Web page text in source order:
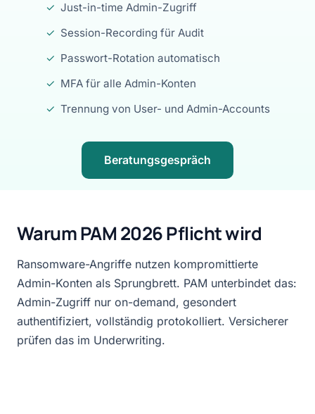
✓ Just-in-time Admin-Zugriff
✓ Session-Recording für Audit
✓ Passwort-Rotation automatisch
✓ MFA für alle Admin-Konten
✓ Trennung von User- und Admin-Accounts
Beratungsgespräch
Warum PAM 2026 Pflicht wird
Ransomware-Angriffe nutzen kompromittierte
Admin-Konten als Sprungbrett. PAM unterbindet das:
Admin-Zugriff nur on-demand, gesondert
authentifiziert, vollständig protokolliert. Versicherer
prüfen das im Underwriting.